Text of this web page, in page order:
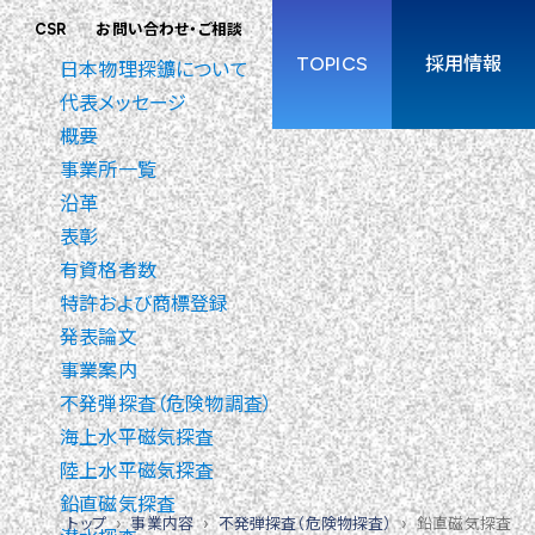
CSR お問い合わせ・ご相談
日本物理探鑛について
代表メッセージ
概要
事業所一覧
沿革
表彰
有資格者数
特許および商標登録
発表論文
事業案内
不発弾探査（危険物調査）
海上水平磁気探査
陸上水平磁気探査
鉛直磁気探査
TOPICS 採用情報
トップ 事業内容 不発弾探査（危険物探査） 鉛直磁気探査